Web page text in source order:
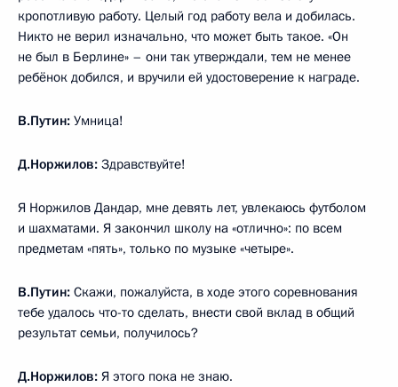
кропотливую работу. Целый год работу вела и добилась.
Никто не верил изначально, что может быть такое. «Он
не был в Берлине» – они так утверждали, тем не менее
ребёнок добился, и вручили ей удостоверение к награде.
В.Путин: Умница!
Д.Норжилов: Здравствуйте!
Я Норжилов Дандар, мне девять лет, увлекаюсь футболом
и шахматами. Я закончил школу на «отлично»: по всем
предметам «пять», только по музыке «четыре».
В.Путин: Скажи, пожалуйста, в ходе этого соревнования
тебе удалось что-то сделать, внести свой вклад в общий
результат семьи, получилось?
Д.Норжилов: Я этого пока не знаю.